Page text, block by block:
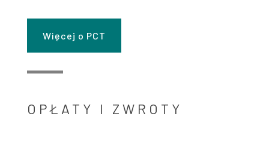
Więcej o PCT
OPŁATY I ZWROTY